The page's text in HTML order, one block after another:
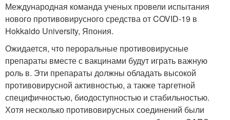
Международная команда ученых провели испытания
нового противовирусного средства от COVID-19 в
Hokkaido University, Япония.
Ожидается, что пероральные противовирусные
препараты вместе с вакцинами будут играть важную
роль в. Эти препараты должны обладать высокой
противовирусной активностью, а также таргетной
специфичностью, биодоступностью и стабильностью.
Хотя несколько противовирусных соединений были